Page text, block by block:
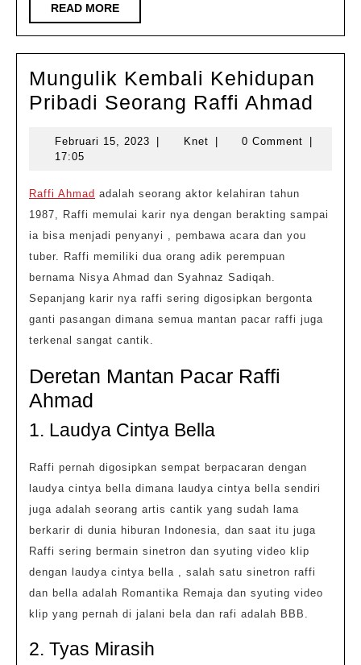
READ MOREREAD
MORE
Mungulik Kembali Kehidupan
Pribadi Seorang Raffi Ahmad
Raffi
Februari 15, 2023 FebruariKnetKnet 0 Comment
17:05
Raffi Ahmad adalah seorang aktor kelahiran tahun
1987, Raffi memulai karir nya dengan berakting sampai
ia bisa menjadi penyanyi , pembawa acara dan you
tuber. Raffi memiliki dua orang adik perempuan
bernama Nisya Ahmad dan Syahnaz Sadiqah.
Sepanjang karir nya raffi sering digosipkan bergonta
ganti pasangan dimana semua mantan pacar raffi juga
terkenal sangat cantik.
Deretan Mantan Pacar Raffi
Ahmad
1. Laudya Cintya Bella
Raffi pernah digosipkan sempat berpacaran dengan
laudya cintya bella dimana laudya cintya bella sendiri
juga adalah seorang artis cantik yang sudah lama
berkarir di dunia hiburan Indonesia, dan saat itu juga
Raffi sering bermain sinetron dan syuting video klip
dengan laudya cintya bella , salah satu sinetron raffi
dan bella adalah Romantika Remaja dan syuting video
klip yang pernah di jalani bela dan rafi adalah BBB.
2. Tyas Mirasih